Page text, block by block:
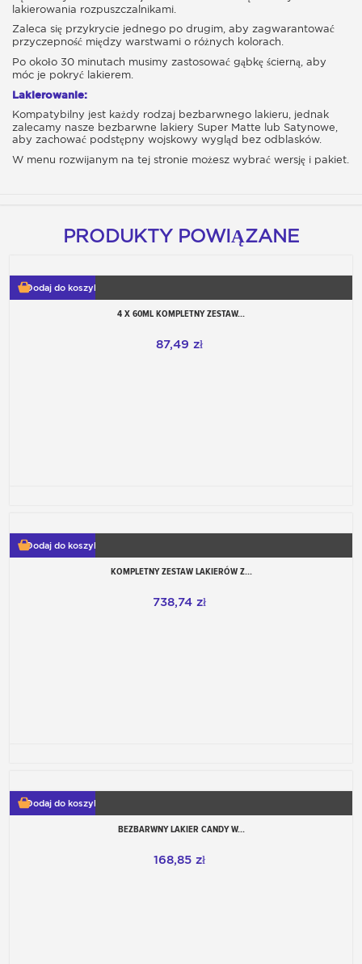
lakierowania rozpuszczalnikami.
Zaleca się przykrycie jednego po drugim, aby zagwarantować
przyczepność między warstwami o różnych kolorach.
Po około 30 minutach musimy zastosować gąbkę ścierną, aby
móc je pokryć lakierem.
Lakierowanie:
Kompatybilny jest każdy rodzaj bezbarwnego lakieru, jednak
zalecamy nasze bezbarwne lakiery Super Matte lub Satynowe,
aby zachować podstępny wojskowy wygląd bez odblasków.
W menu rozwijanym na tej stronie możesz wybrać wersję i pakiet.
PRODUKTY POWIĄZANE
Dodaj do koszyka
4 X 60ML KOMPLETNY ZESTAW...
87,49 zł
Dodaj do koszyka
KOMPLETNY ZESTAW LAKIERÓW Z...
738,74 zł
Dodaj do koszyka
BEZBARWNY LAKIER CANDY W...
168,85 zł